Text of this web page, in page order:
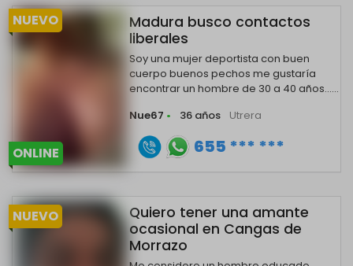
NUEVO
ONLINE
Madura busco contactos
liberales
Soy una mujer deportista con buen
cuerpo buenos pechos me gustaría
encontrar un hombre de 30 a 40 años......
Nue67 • 36 años Utrera
655 *** ***
NUEVO
Quiero tener una amante
ocasional en Cangas de
Morrazo